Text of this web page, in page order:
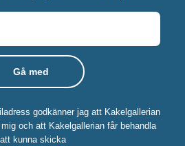
godkänner jag att Kakelgallerian
och att Kakelgallerian får behandla
kunna skicka